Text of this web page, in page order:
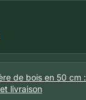
de bois en 50 cm
livraison